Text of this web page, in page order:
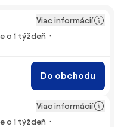
Viac informácií
o 1 týždeň
Do obchodu
Viac informácií
o 1 týždeň